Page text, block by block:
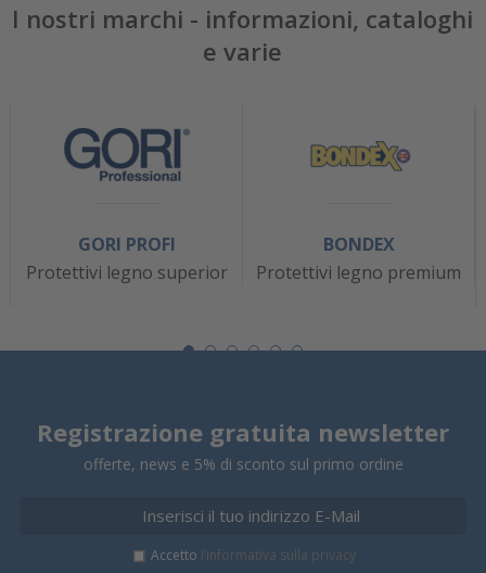
I nostri marchi - informazioni, cataloghi
e varie
GORI PROFI
Protettivi legno superior
BONDEX
Protettivi legno premium
Registrazione gratuita newsletter
offerte, news e 5% di sconto sul primo ordine
Accetto l’informativa sulla privacy